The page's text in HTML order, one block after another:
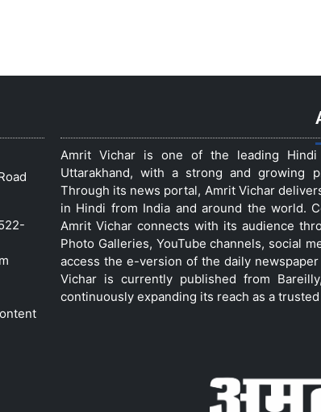
Amrit Vichar is one of the leading Hindi
Uttarakhand, with a strong and growing
Through its news portal, Amrit Vichar
in Hindi from India and around the world.
Amrit Vichar connects with its audience
Photo Galleries, YouTube channels, social
access the e-version of the daily
Vichar is currently published from
continuously expanding its reach as a